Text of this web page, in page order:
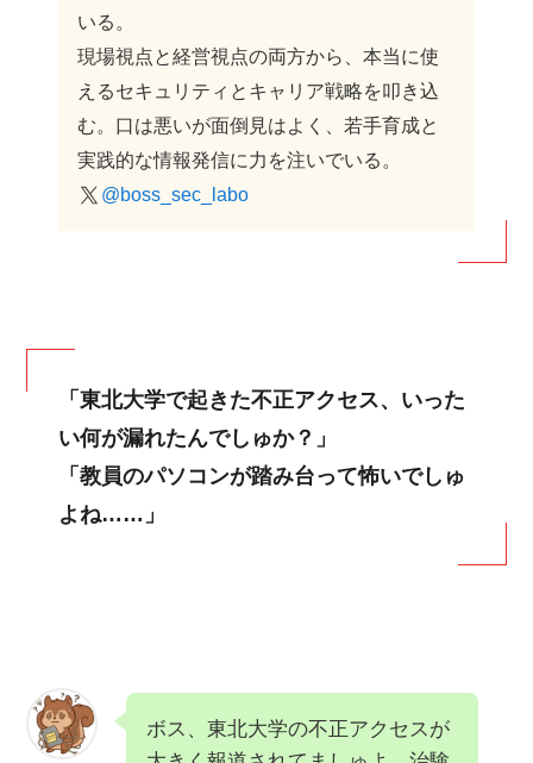
いる。
現場視点と経営視点の両方から、本当に使
えるセキュリティとキャリア戦略を叩き込
む。口は悪いが面倒見はよく、若手育成と
実践的な情報発信に力を注いでいる。
@boss_sec_labo
「東北大学で起きた不正アクセス、いった
い何が漏れたんでしゅか？」
「教員のパソコンが踏み台って怖いでしゅ
よね……」
ボス、東北大学の不正アクセスが